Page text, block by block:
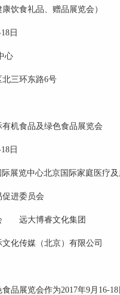
康饮食礼品、赠品展览会）
日
心
三环东路6号
有机食品及绿色食品展览会
18日
展览中心北京国际家庭医疗
进委员会
远大博睿文化集团
化传媒（北京）有限公司
食品展览会作为2017年9月16-